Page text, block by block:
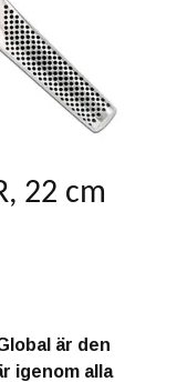
22 cm
är den
igenom alla